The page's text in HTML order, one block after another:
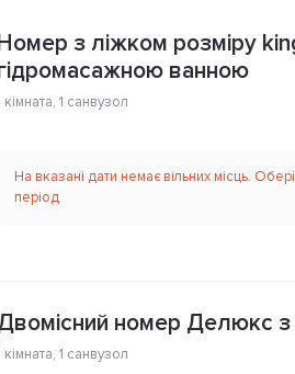
з ліжком розміру
ванною
кімната, 1 санвузол
На вказані дати немає вільних місць.
період
номер Делюкс
кімната, 1 санвузол